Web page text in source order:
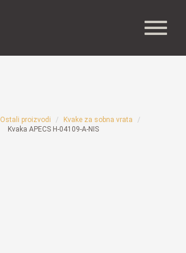
Ostali proizvodi
Kvake za sobna vrata
Kvaka APECS H-04109-A-NIS